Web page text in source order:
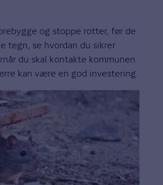
og stoppe rotter, før de
tegn, se hvordan du sikrer
du skal kontakte kommunen
kan være en god investering.